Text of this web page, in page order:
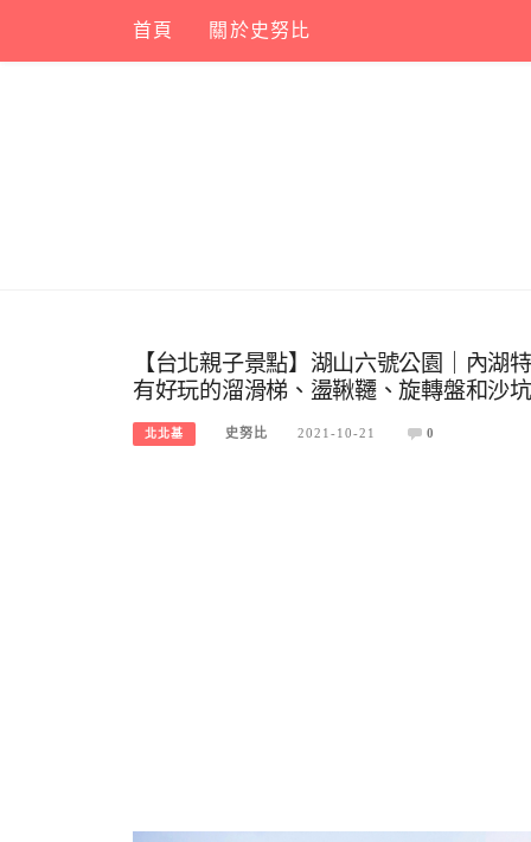
content
首頁 關於史努比
【台北親子景點】湖山六號公園｜內湖
有好玩的溜滑梯、盪鞦韆、旋轉盤和沙坑
北北基 史努比 2021-10-21 0